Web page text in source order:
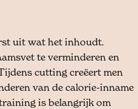
uit wat het inhoudt.
te verminderen en
cutting creëert men
van de calorie-inname
is belangrijk om